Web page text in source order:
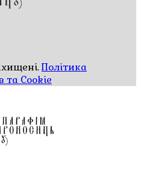
Політика
та Cookie